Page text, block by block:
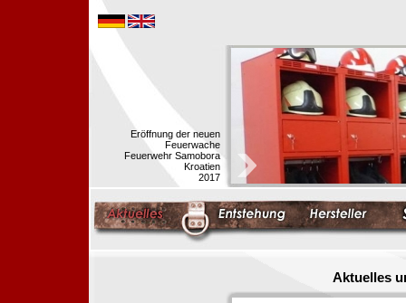
Eröffnung der neuen
Feuerwache
Feuerwehr Samobora
Kroatien
2017
Aktuelles